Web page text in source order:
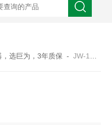
JW-5405A复合盐雾试验箱
，选巨为，3年质保 -JW-1301/1302/1303武汉淋雨试验箱厂家